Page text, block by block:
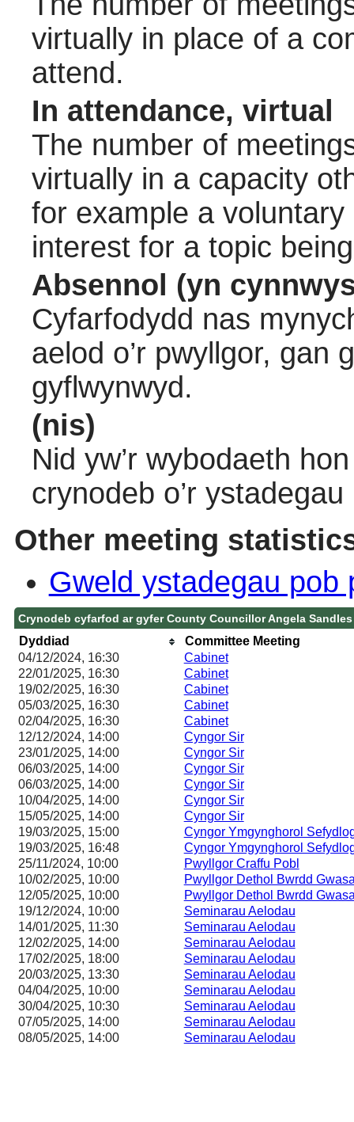
virtually in place of a
attend.
In attendance, virtual
The number of
virtually in a capacity
for example a
interest for a topic
Absennol (yn
Cyfarfodydd nas
aelod o’r pwyllgor, gan
gyflwynwyd.
(nis)
Nid yw’r wybodaeth
crynodeb o’r
Other meeting
Gweld ystadegau pob
Crynodeb cyfarfod ar gyfer County Councillor Angela Sandles
Dyddiad
Committee Meeting
04/12/2024, 16:30
Cabinet
22/01/2025, 16:30 Cabinet
19/02/2025, 16:30 Cabinet
05/03/2025, 16:30 Cabinet
02/04/2025, 16:30 Cabinet
12/12/2024, 14:00 Cyngor Sir
23/01/2025, 14:00 Cyngor Sir
06/03/2025, 14:00 Cyngor Sir
06/03/2025, 14:00 Cyngor Sir
10/04/2025, 14:00 Cyngor Sir
15/05/2025, 14:00 Cyngor Sir
19/03/2025, 15:00
Cyngor Ymgynghorol
19/03/2025, 16:48
Cyngor Ymgynghorol
25/11/2024, 10:00
Pwyllgor Craffu Pobl
10/02/2025, 10:00
Pwyllgor Dethol Bwrdd
12/05/2025, 10:00
Pwyllgor Dethol Bwrdd
19/12/2024, 10:00
Seminarau Aelodau
14/01/2025, 11:30 Seminarau Aelodau
12/02/2025, 14:00 Seminarau Aelodau
17/02/2025, 18:00 Seminarau Aelodau
20/03/2025, 13:30 Seminarau Aelodau
04/04/2025, 10:00 Seminarau Aelodau
30/04/2025, 10:30 Seminarau Aelodau
07/05/2025, 14:00 Seminarau Aelodau
08/05/2025, 14:00 Seminarau Aelodau